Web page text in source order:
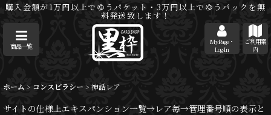
購入金額が1万円以上でゆうパケット・3万円以上でゆうパックを無
料発送致します！
商品一覧
MyPage・
Log-In
ご利用案
内
ホーム > コンスピラシー > 神話レア
サイトの仕様上エキスパンション一覧→レア毎→管理番号順の表示と